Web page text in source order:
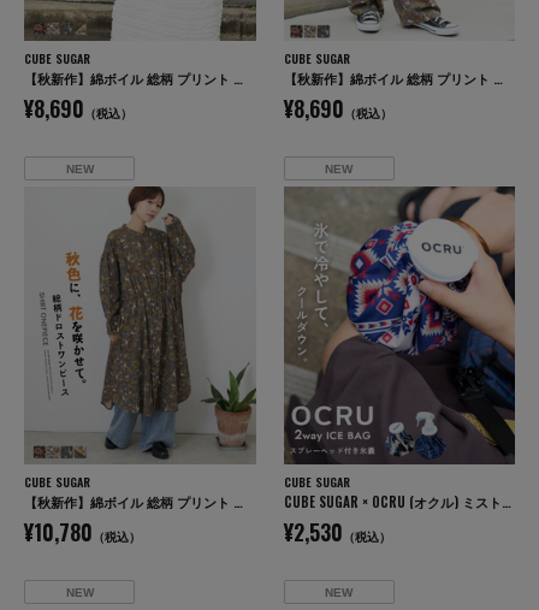
CUBE SUGAR
【秋新作】綿ボイル 総柄 プリント 袖ロールアップ シャツ
¥8,690 （税込）
CUBE SUGAR
【秋新作】綿ボイル 総柄 プリント イージーパンツ
¥8,690 （税込）
NEW
CUBE SUGAR
【秋新作】綿ボイル 総柄 プリント ドロスト シャツワンピース
¥10,780 （税込）
NEW
CUBE SUGAR
CUBE SUGAR × OCRU (オクル) ミスト付き アイスバッグ
¥2,530 （税込）
NEW NEW